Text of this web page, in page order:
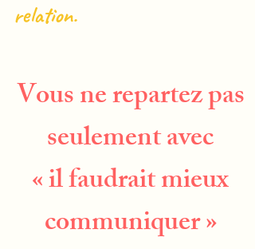
relation.
Vous ne repartez pas
seulement avec
« il faudrait mieux
communiquer »